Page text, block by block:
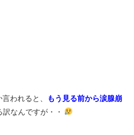
言われると、
もう見る前から涙腺崩
なんですが・・